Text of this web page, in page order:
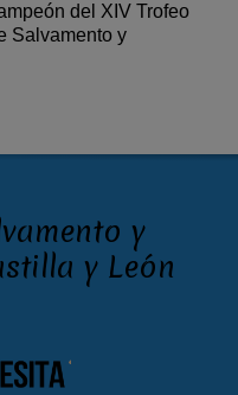
del XIV Trofeo
Salvamento y
y
y León